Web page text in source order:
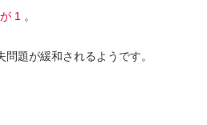
1 。
題が緩和されるようです。